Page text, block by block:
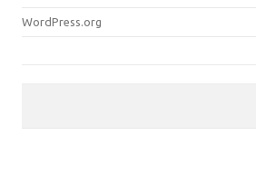
WordPress.org